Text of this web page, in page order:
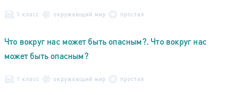
1 класс окружающий мир простая
Что вокруг нас может быть опасным?. Что вокруг нас
может быть опасным?
1 класс окружающий мир простая